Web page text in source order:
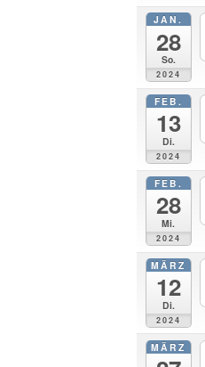
JAN.
28
So.
2024
FEB.
13
Di.
2024
FEB.
28
Mi.
2024
MÄRZ
12
Di.
2024
MÄRZ